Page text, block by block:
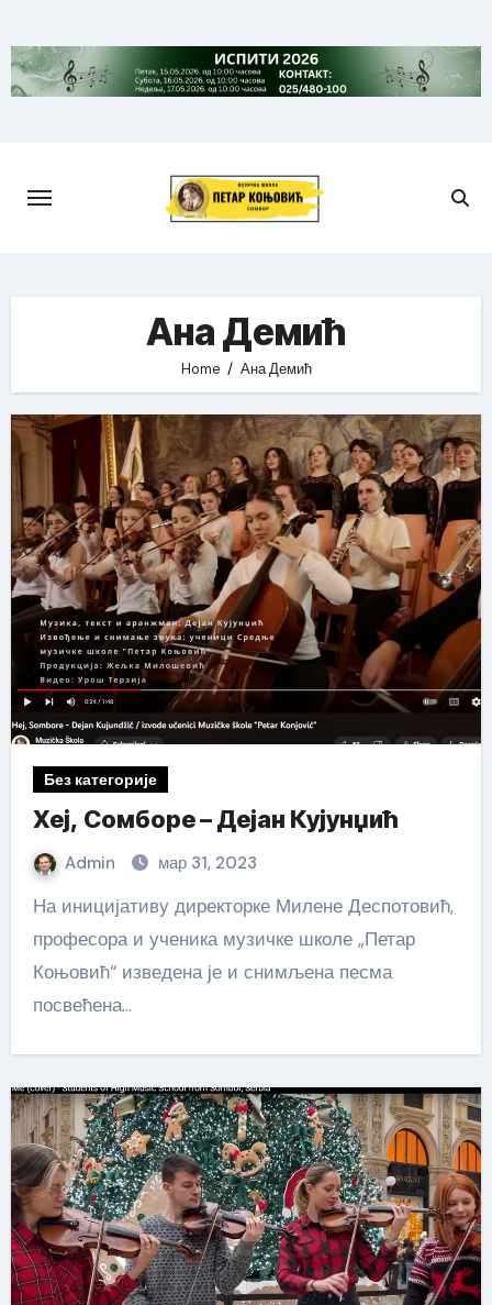
to
content
Ана Демић
Home Ана Демић
Без категорије
Хеј, Сомборе – Дејан Кујунџић
Admin мар 31, 2023
На иницијативу директорке Милене Деспотовић,
професора и ученика музичке школе „Петар
Коњовић“ изведена је и снимљена песма
посвећена…